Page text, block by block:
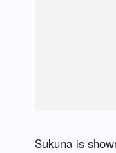
Sukuna is